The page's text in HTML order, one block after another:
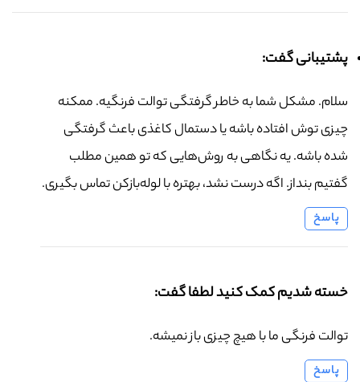
پشتیبانی گفت:
سلام. مشکل شما به خاطر گرفتگی توالت فرنگیه. ممکنه
چیزی توش افتاده باشه یا دستمال کاغذی باعث گرفتگی
شده باشه. یه نگاهی به روش‌هایی که تو همین مطلب
گفتیم بنداز. اگه درست نشد، بهتره با لوله‌بازکن تماس بگیری.
پاسخ
خسته شدیم کمک کنید لطفا گفت:
توالت فرنگی ما با هیچ چیزی باز نمیشه.
پاسخ